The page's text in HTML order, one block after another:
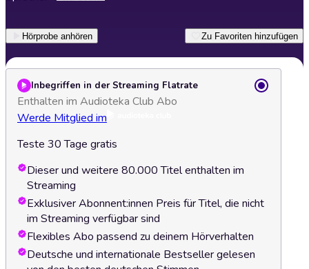
Hörprobe anhören Zu Favoriten hinzufügen
Inbegriffen in der Streaming Flatrate
Enthalten im Audioteka Club Abo
Werde Mitglied im
Teste 30 Tage gratis
Dieser und weitere 80.000 Titel enthalten im
Streaming
Exklusiver Abonnent:innen Preis für Titel, die nicht
im Streaming verfügbar sind
Flexibles Abo passend zu deinem Hörverhalten
Deutsche und internationale Bestseller gelesen